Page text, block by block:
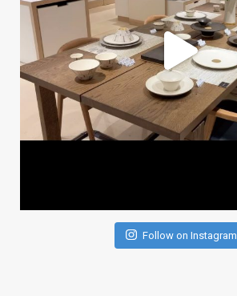
Follow on Instagram